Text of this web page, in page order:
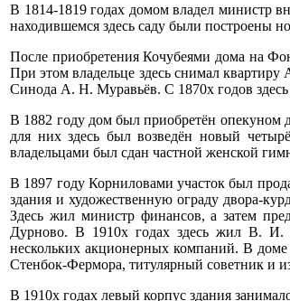
В 1814-1819 годах домом владел министр
находившемся здесь саду были построены
После приобретения Кочубеями дома на
При этом владельце здесь снимал
Синода А. Н. Муравьёв. С 1870х годов
В 1882 году дом был приобретён опекуном
для них здесь был возведён новый
владельцами был сдан частной женской
В 1897 году Корниловами участок был
здания и художественную ограду двора-
Здесь жил министр финансов, а затем
Дурново. В 1910х годах здесь жил В. И.
нескольких акционерных компаний. В
Стенбок-Фермора, титулярный советник
В 1910х годах левый корпус здания